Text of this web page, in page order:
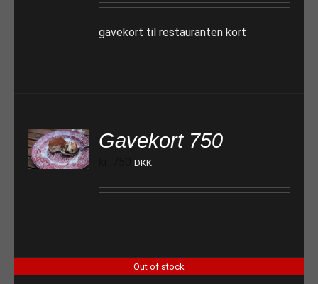
gavekort til restauranten kort
Gavekort 750
DKK
Out of stock